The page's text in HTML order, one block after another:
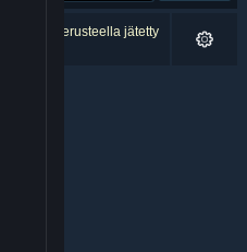
perusteella jätetty